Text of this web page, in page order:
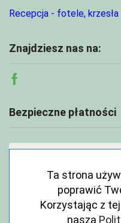
Recepcja - fotele, krzesła
Znajdziesz nas na:
Facebook
Bezpieczne płatności
Ta strona
poprawić
Korzystając z
naszą